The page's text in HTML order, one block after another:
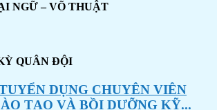
NGỮ – VÕ THUẬT
QUÂN ĐỘI
DỤNG CHUYÊN VIÊN
TẠO VÀ BỒI DƯỠNG KỸ...